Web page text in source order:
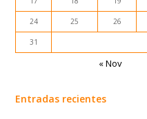
24 25 26
31
« Nov
Entradas recientes